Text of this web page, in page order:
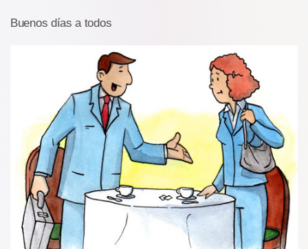
Buenos días a todos